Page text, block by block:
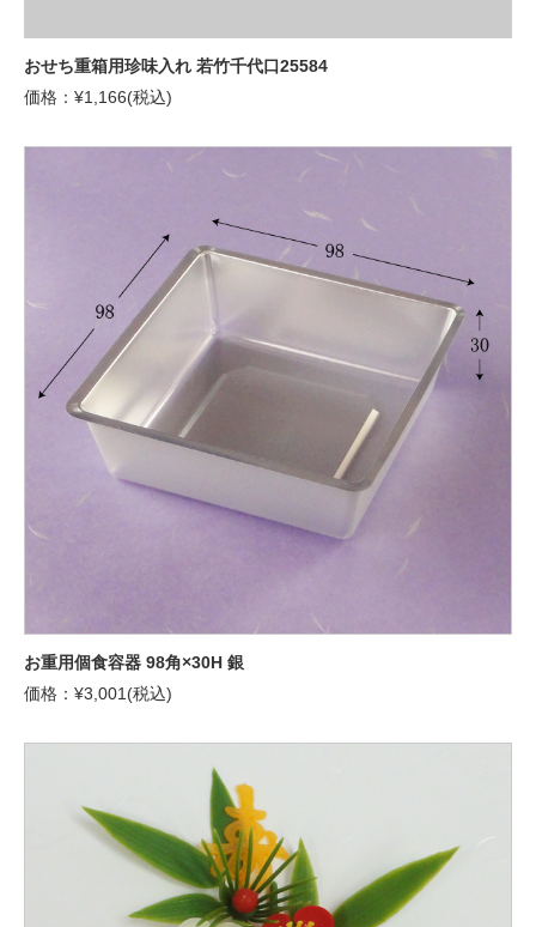
おせち重箱用珍味入れ 若竹千代口25584
価格：¥1,166(税込)
お重用個食容器 98角×30H 銀
価格：¥3,001(税込)